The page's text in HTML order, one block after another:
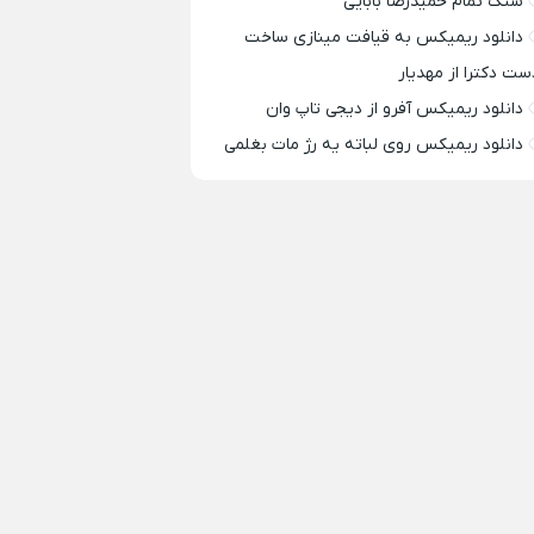
دانلود ریمیکس به قیافت مینازی ساخت
دکترا از مهدیار
دانلود ریمیکس آفرو از ديجی تاپ وان
دانلود ریمیکس روی لباته یه رژ مات بغلمی